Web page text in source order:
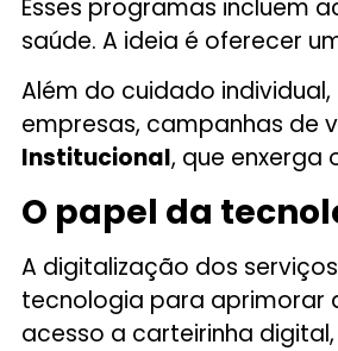
Esses programas incluem
saúde. A ideia é oferecer
Além do cuidado
empresas, campanhas de
Institucional, que
O papel da
A digitalização dos
tecnologia para aprimorar
acesso a carteirinha